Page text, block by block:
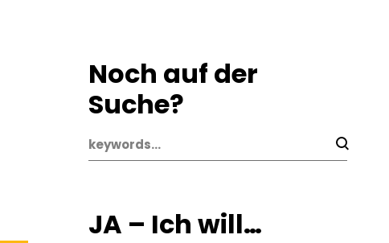
Noch auf der
Suche?
JA – Ich will…